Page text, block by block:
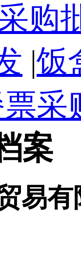
购
|饭
采
案
易有